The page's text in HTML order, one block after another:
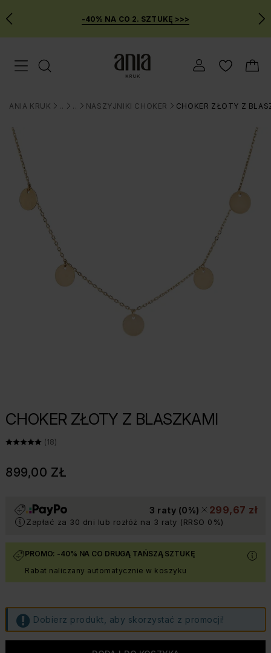
Przejdź
do
MENU
-40% NA CO 2. SZTUKĘ >>>
Menu mobilne
ANIA KRUK
>
BIŻUTERIA
>
NASZYJNIKI
>
NASZYJNIKI CHOKER
>
CHOKER ZŁOTY Z
CHOKER ZŁOTY Z BLASZKAMI
ŚREDNIA OCENA: 5 Z 5, LICZBA OPINII: 18
(18)
899,00 ZŁ
3 raty (0%) 299,67 zł
Zapłać za 30 dni lub rozłóż na 3 raty (RRSO 0%)
PROMO: -40% NA CO DRUGĄ TAŃSZĄ SZTUKĘ
Rabat naliczany automatycznie w koszyku
Dobierz produkt, aby skorzystać z promocji!